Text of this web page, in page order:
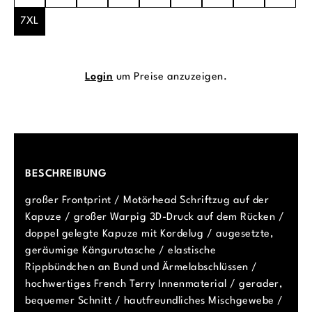
7XL
Login um Preise anzuzeigen.
BESCHREIBUNG
großer Frontprint / Motörhead Schriftzug auf der
Kapuze / großer Warpig 3D-Druck auf dem Rücken /
doppel gelegte Kapuze mit Kordelug / augesetzte,
geräumige Kängurutasche / elastische
Rippbündchen an Bund und Ärmelabschlüssen /
hochwertiges French Terry Innenmaterial / gerader,
bequemer Schnitt / hautfreundliches Mischgewebe /